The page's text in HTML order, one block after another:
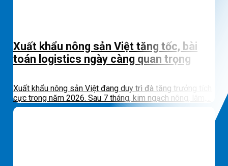
Xuất khẩu nông sản Việt tăng tốc, bài
toán logistics ngày càng quan trọng
Xuất khẩu nông sản Việt đang duy trì đà tăng trưởng tích
cực trong năm 2026. Sau 7 tháng, kim ngạch nông, lâm,...